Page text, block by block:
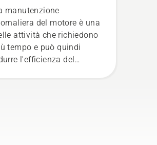
una giornata di lavoro
fluida
manutenzione
del motore è una
attività che richiedono
tempo e può quindi
l'efficienza del